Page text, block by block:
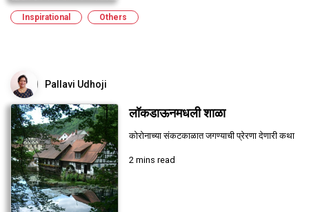
Inspirational Others
Pallavi Udhoji
लॉकडाऊनमधली शाळा
कोरोनाच्या संकटकाळात जगण्याची प्रेरणा देणारी कथा
2 mins read